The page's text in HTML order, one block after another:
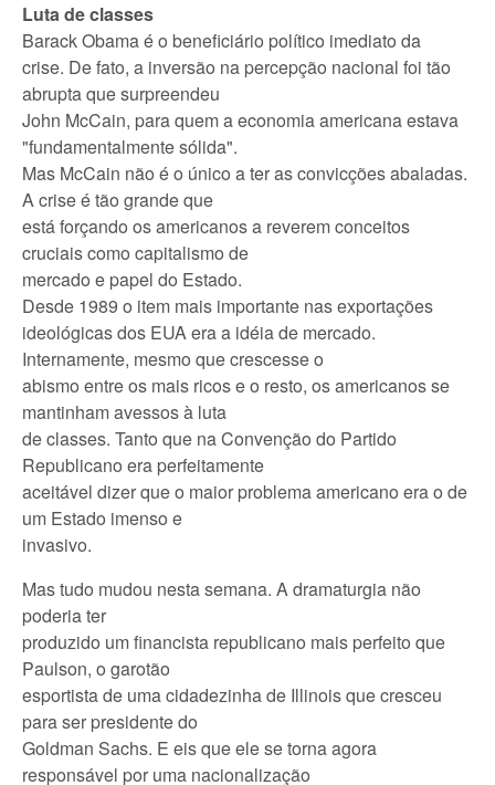
Luta de classes
Barack Obama é o beneficiário político imediato da
crise. De fato, a inversão na percepção nacional foi tão
abrupta que surpreendeu
John McCain, para quem a economia americana estava
"fundamentalmente sólida".
Mas McCain não é o único a ter as convicções abaladas.
A crise é tão grande que
está forçando os americanos a reverem conceitos
cruciais como capitalismo de
mercado e papel do Estado.
Desde 1989 o item mais importante nas exportações
ideológicas dos EUA era a idéia de mercado.
Internamente, mesmo que crescesse o
abismo entre os mais ricos e o resto, os americanos se
mantinham avessos à luta
de classes. Tanto que na Convenção do Partido
Republicano era perfeitamente
aceitável dizer que o maior problema americano era o de
um Estado imenso e
invasivo.
Mas tudo mudou nesta semana. A dramaturgia não
poderia ter
produzido um financista republicano mais perfeito que
Paulson, o garotão
esportista de uma cidadezinha de Illinois que cresceu
para ser presidente do
Goldman Sachs. E eis que ele se torna agora
responsável por uma nacionalização